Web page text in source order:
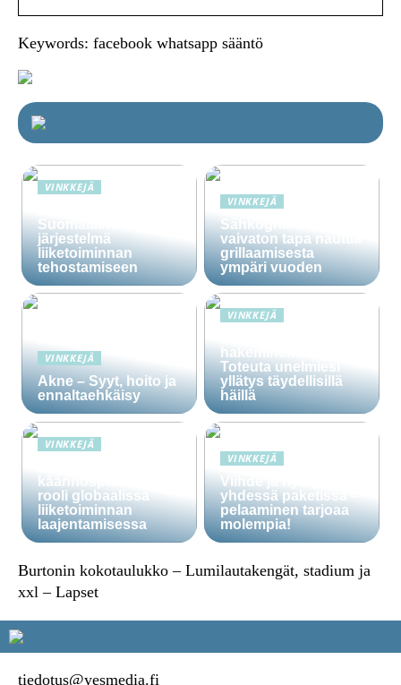
Keywords: facebook whatsapp sääntö
VINKKEJÄ
Suomalainen CRM-
järjestelmä
liiketoiminnan
tehostamiseen
VINKKEJÄ
Sähkögrilli on
vaivaton tapa nauttia
grillaamisesta
ympäri vuoden
VINKKEJÄ
Akne – Syyt, hoito ja
ennaltaehkäisy
VINKKEJÄ
hakeminen salassa –
Toteuta unelmiesi
yllätys täydellisillä
häillä
VINKKEJÄ
käännöspalvelujen
rooli globaalissa
liiketoiminnan
laajentamisessa
VINKKEJÄ
Viihde ja hyöty
yhdessä paketissa –
pelaaminen tarjoaa
molempia!
Burtonin kokotaulukko – Lumilautakengät, stadium ja
xxl – Lapset
tiedotus@yesmedia.fi